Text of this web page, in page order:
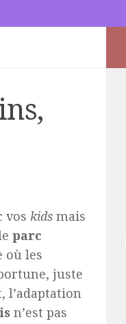
vos kids mais
parc
où les
juste
l’adaptation
n’est pas